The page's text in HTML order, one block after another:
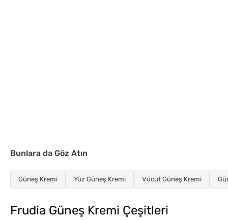
Bunlara da Göz Atın
Güneş Kremi Yüz Güneş Kremi Vücut Güneş Kremi
Frudia Güneş Kremi Çeşitleri